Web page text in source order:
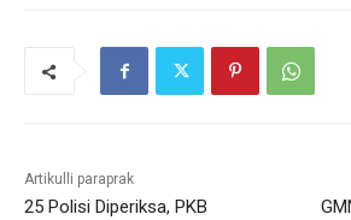
Artikulli paraprak
25 Polisi Diperiksa, PKB